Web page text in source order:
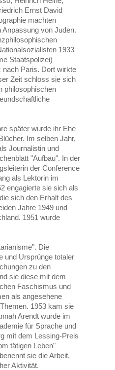
Ernst David
machten
Anpassung von Juden.
1933
Staatspolizei)
nach Paris. Dort wirkte
Zeit schloss sie sich
philosophischen
später wurde ihr Ehe
Im selben Jahr,
Journalistin und
"Aufbau". In der
der Conference
als Lektorin im
engagierte sie sich als
sich den Erhalt des
Jahre 1949 und
1951 wurde
Die
und Ursprünge totaler
zu den
sie diese mit dem
Faschismus und
als angesehene
1953 kam sie
Arendt wurde im
für Sprache und
mit dem Lessing-Preis
tätigen Leben"
sie die Arbeit,
Aktivität.